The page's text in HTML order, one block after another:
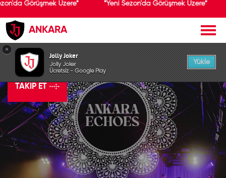
Görüşmek Üzere* *Yeni Sezon'da Görüşmek Üzere*
ANKARA
Ankara Echoes
TAKIP ET
×
Jolly Joker
Jolly Joker
Ücretsiz - Google Play
Yükle